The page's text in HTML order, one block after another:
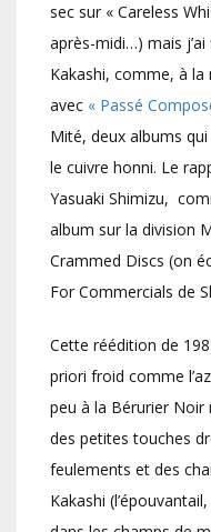
sec sur « Careless
après-midi…) mais j’ai
Kakashi, comme, à
avec « Passé
Mité, deux albums
le cuivre honni. Le
Yasuaki Shimizu,
album sur la division
Crammed Discs (on
For Commercials de
Cette réédition de
priori froid comme
peu à la Bérurier Noir
des petites touches
feulements et des
Kakashi